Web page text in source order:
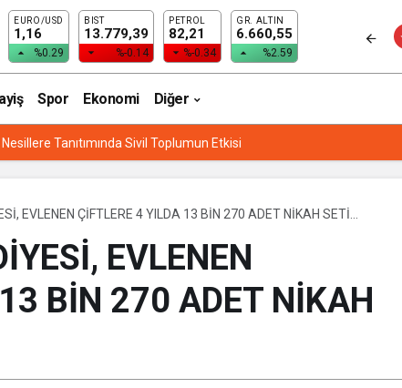
EURO/USD
1,16
%0.29
BIST
13.779,39
%-0.14
PETROL
82,21
%-0.34
GR. ALTIN
6.660,55
%2.59
Spor Ekonomi Diğer
EĞİTİM’DEN “ETWİNNİNG & HAREZMİ PROJE ŞENLİĞİ”
EVLENEN ÇİFTLERE 4 YILDA 13 BİN 270 ADET NİKAH SETİ
EVLENEN
BİN 270 ADET NİKAH
FİDAN DAĞITIYOR